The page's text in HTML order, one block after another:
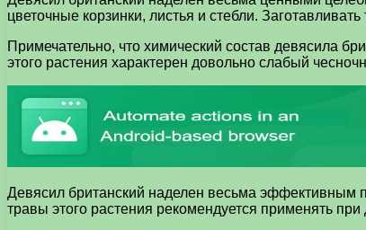
цветочные корзинки, листья и стебли.
Примечательно, что химический состав девясила
этого растения характерен довольно слабый
Девясил британский наделен весьма эффективным
травы этого растения рекомендуется применять